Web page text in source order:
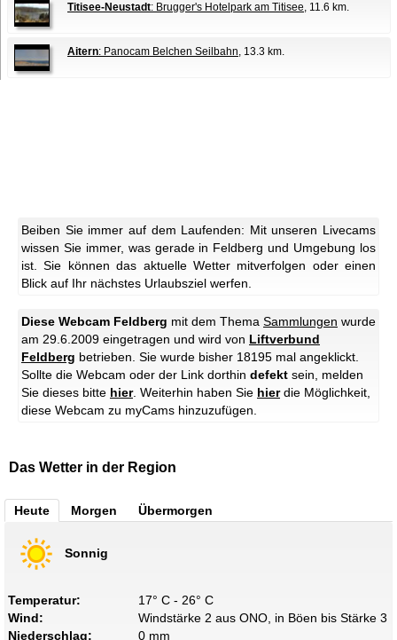
Titisee-Neustadt: Brugger's Hotelpark am Titisee, 11.6 km.
Aitern: Panocam Belchen Seilbahn, 13.3 km.
Beiben Sie immer auf dem Laufenden: Mit unseren Livecams
wissen Sie immer, was gerade in Feldberg und Umgebung los
ist. Sie können das aktuelle Wetter mitverfolgen oder einen
Blick auf Ihr nächstes Urlaubsziel werfen.
Diese Webcam Feldberg mit dem Thema Sammlungen wurde
am 29.6.2009 eingetragen und wird von Liftverbund
Feldberg betrieben. Sie wurde bisher 18195 mal angeklickt.
Sollte die Webcam oder der Link dorthin defekt sein, melden
Sie dieses bitte hier. Weiterhin haben Sie hierdie Möglichkeit,
diese Webcam zu myCams hinzuzufügen.
Das Wetter in der Region
Heute Morgen Übermorgen
Sonnig
Temperatur:
17° C - 26° C
Wind:
Windstärke 2 aus ONO, in Böen bis Stärke 3
Niederschlag:
0 mm